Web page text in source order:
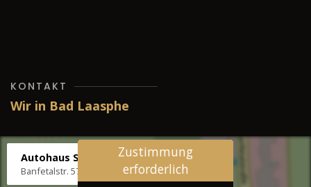
KONTAKT
Wir in Bad Laasphe
Autohaus Stenger
Banfetalstr. 57, 57334 Bad Laasphe
Zustimmung
erforderlich